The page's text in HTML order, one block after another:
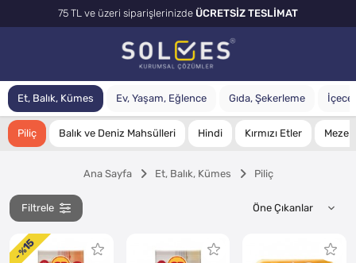
75 TL ve üzeri siparişlerinizde ÜCRETSİZ TESLİMAT
Et, Balık, Kümes Ev, Yaşam, Eğlence Gıda, Şekerleme
Piliç Balık ve Deniz Mahsülleri Hindi Kırmızı Etler Meze
Ana Sayfa Et, Balık, Kümes Piliç
Filtrele
- %
15